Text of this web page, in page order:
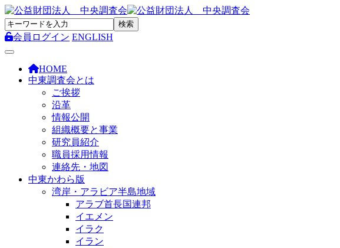
会員ログイン ENGLISH
Toggle navigation
HOME
中東調査会とは
ご挨拶
沿革
情報公開
組織概要と事業
研究員紹介
職員採用情報
連絡先・地図
中東かわら版
湾岸・アラビア半島地域
アラブ首長国連邦
イエメン
イラク
イラン